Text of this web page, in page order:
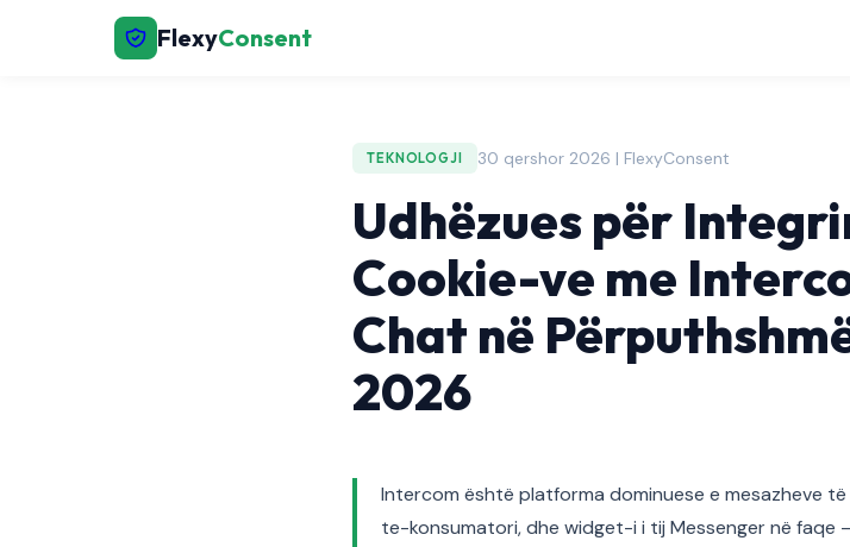
FlexyConsent
TEKNOLOGJI 30 qershor 2026 | FlexyConsent
Udhëzues për
Cookie-ve me
Chat në
2026
Intercom është platforma dominuese e mesazheve
te-konsumatori, dhe widget-i i tij Messenger në